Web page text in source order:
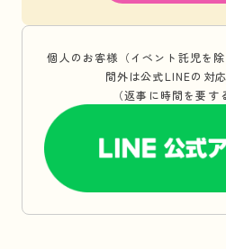
個人のお客様（イベント託児を
間外は公式LINEの対
（返事に時間を要す